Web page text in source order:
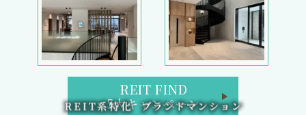
REIT FIND
5大キャンペーン